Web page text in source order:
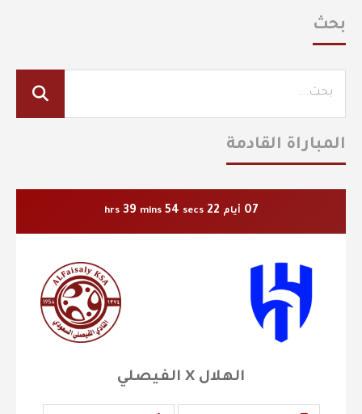
بحث
المباراة القادمة
07 أيام 22
hrs 39 mins 53 secs
الهلال X الفيصلي